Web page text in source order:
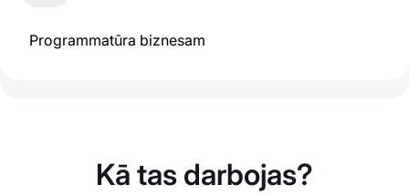
Programmatūra biznesam
Kā tas darbojas?